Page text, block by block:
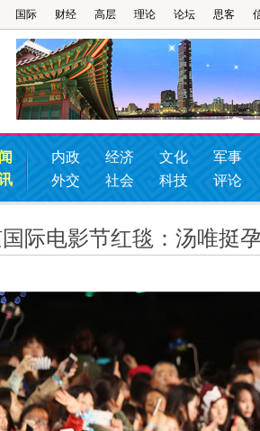
国际 财经 高层 理论 论坛 思客
内政 经济 文化 军事
外交
社会 科技 评论
际电影节红毯：汤唯挺